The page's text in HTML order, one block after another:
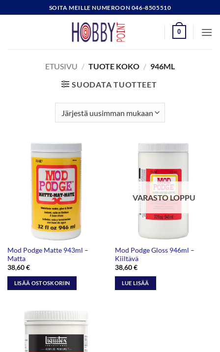
to
SOITA MEILLE NUMEROON 046-8505510
0
ETUSIVU / TUOTE KOKO / 946ML
SUODATA TUOTTEET
Mod Podge Matte 943ml –
Matta
38,60€
LISÄÄ OSTOSKORIIN
VARASTO LOPPU
Mod Podge Gloss 946ml –
Kiiltävä
38,60€
LUE LISÄÄ